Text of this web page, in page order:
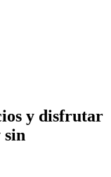
y disfrutar
sin